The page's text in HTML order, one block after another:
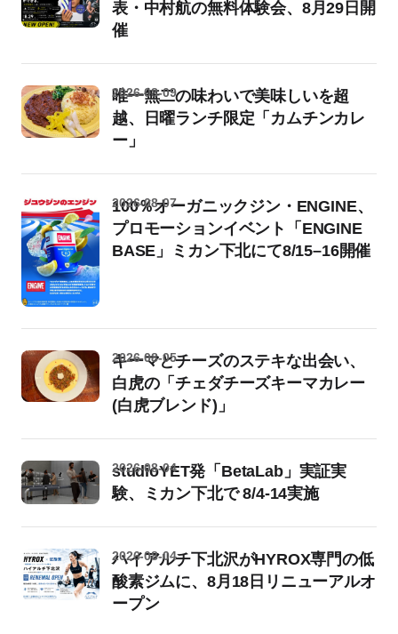
表・中村航の無料体験会、8月29日開
催
唯一無二の味わいで美味しいを超
越、日曜ランチ限定「カムチンカレ
ー」
2026-08-09
100％オーガニックジン・ENGINE、
プロモーションイベント「ENGINE
BASE」ミカン下北にて8/15–16開催
2026-08-07
キーマとチーズのステキな出会い、
白虎の「チェダチーズキーマカレー
(白虎ブレンド)」
2026-08-05
studioYET発「BetaLab」実証実
験、ミカン下北で 8/4-14実施
2026-08-04
ハイアルチ下北沢がHYROX専門の低
酸素ジムに、8月18日リニューアルオ
ープン
2026-08-04